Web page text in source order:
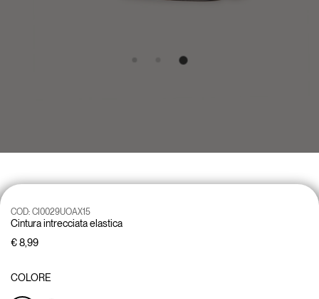
Cintura intrecciata elastica
COD: CI0029UOAX15
€ 8,99
COLORE